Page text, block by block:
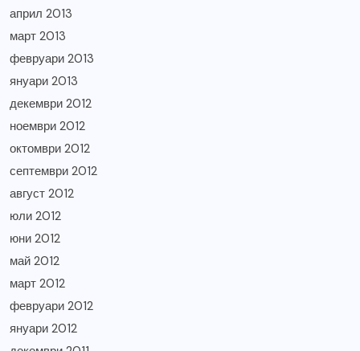
април 2013
март 2013
февруари 2013
януари 2013
декември 2012
ноември 2012
октомври 2012
септември 2012
август 2012
юли 2012
юни 2012
май 2012
март 2012
февруари 2012
януари 2012